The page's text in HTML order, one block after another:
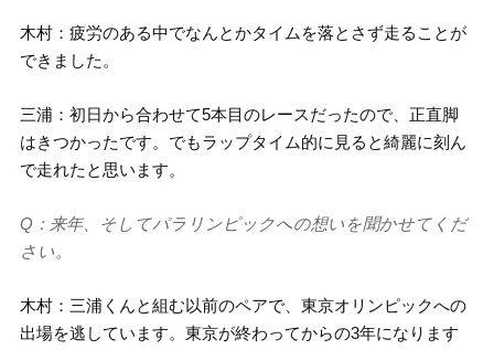
木村：疲労のある中でなんとかタイムを落とさず走ることが
できました。
三浦：初日から合わせて5本目のレースだったので、正直脚
はきつかったです。でもラップタイム的に見ると綺麗に刻ん
で走れたと思います。
Q：来年、そしてパラリンピックへの想いを聞かせてくだ
さい。
木村：三浦くんと組む以前のペアで、東京オリンピックへの
出場を逃しています。東京が終わってからの3年になります